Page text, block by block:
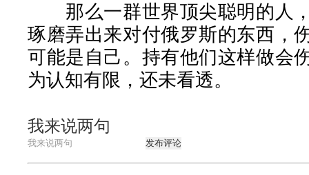
那么一群世界顶尖聪明的人
琢磨弄出来对付俄罗斯的东西，
可能是自己。持有他们这样做会
为认知有限，还未看透。
我来说两句
发布评论